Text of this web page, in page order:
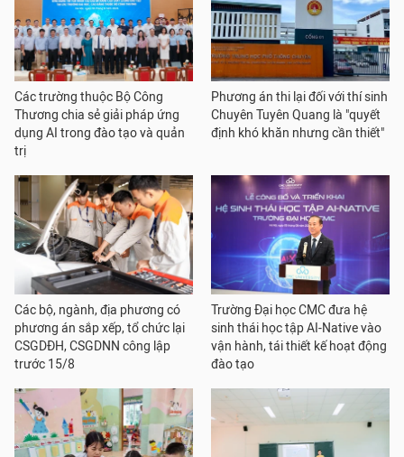
Các trường thuộc Bộ Công
Thương chia sẻ giải pháp ứng
dụng AI trong đào tạo và quản
trị
Phương án thi lại đối với thí sinh
Chuyên Tuyên Quang là "quyết
định khó khăn nhưng cần thiết"
Các bộ, ngành, địa phương có
phương án sắp xếp, tổ chức lại
CSGDĐH, CSGDNN công lập
trước 15/8
Trường Đại học CMC đưa hệ
sinh thái học tập AI-Native vào
vận hành, tái thiết kế hoạt động
đào tạo